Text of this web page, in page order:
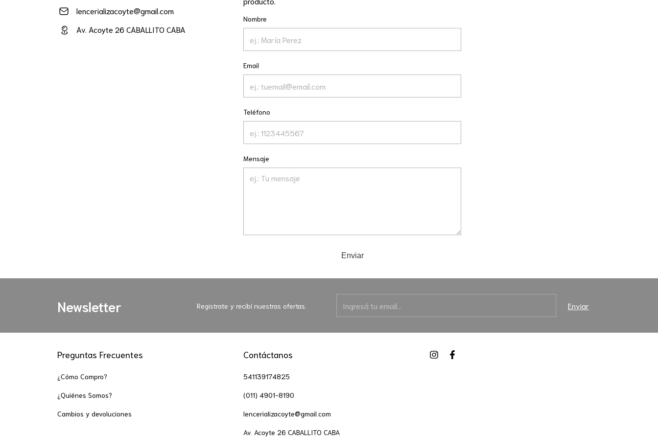
lencerializacoyte@gmail.com
Av. Acoyte 26 CABALLITO CABA
Nombre
Email
Teléfono
Mensaje
Enviar
Newsletter Registrate y recibí nuestras ofertas.
Preguntas Frecuentes
¿Cómo Compro?
¿Quiénes Somos?
Cambios y devoluciones
Contáctanos
541139174825
(011) 4901-8190
lencerializacoyte@gmail.com
Av. Acoyte 26 CABALLITO CABA